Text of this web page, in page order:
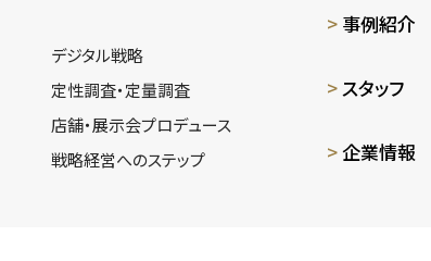
デジタル戦略
定性調査・定量調査
店舗・展示会プロデュース
戦略経営へのステップ
事例紹介
スタッフ
企業情報